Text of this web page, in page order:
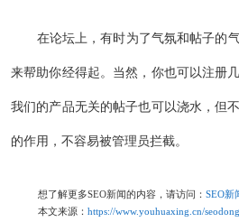
在论坛上，有时为了气氛和帖子的
来帮助你经得起。当然，你也可以注册
我们的产品无关的帖子也可以浇水，但
的作用，不容易被管理员拦截。
想了解更多SEO新闻的内容，请访问： SEO新
本文来源： https://www.youhuaxing.cn/